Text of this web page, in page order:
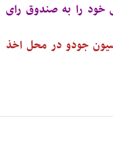
خود را به صندوق رای
جودو در محل اخذ